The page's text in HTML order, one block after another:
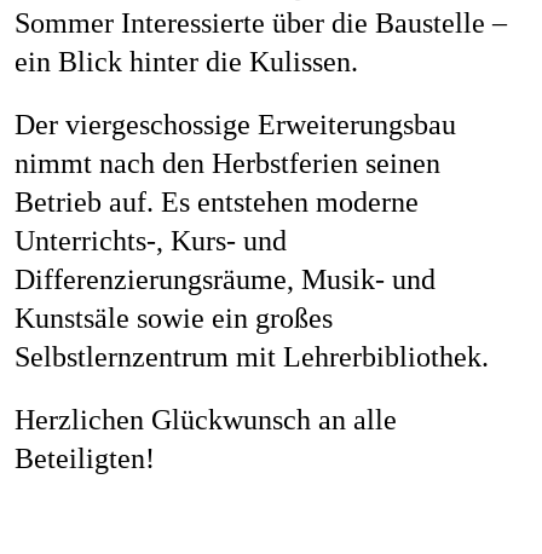
Sommer Interessierte über die Baustelle –
ein Blick hinter die Kulissen.
Der viergeschossige Erweiterungsbau
nimmt nach den Herbstferien seinen
Betrieb auf. Es entstehen moderne
Unterrichts-, Kurs- und
Differenzierungsräume, Musik- und
Kunstsäle sowie ein großes
Selbstlernzentrum mit Lehrerbibliothek.
Herzlichen Glückwunsch an alle
Beteiligten!